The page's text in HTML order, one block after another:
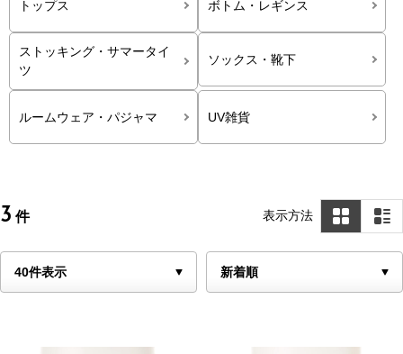
トップス ボトム・レギンス
ストッキング・サマータイ
ツ
ソックス・靴下
ルームウェア・パジャマ UV雑貨
3 件 表示方法